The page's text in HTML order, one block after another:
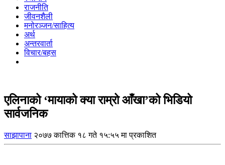
राजनीति
जीवनशैली
मनोरञ्जन/साहित्य
अर्थ
अन्तरवार्ता
विचार/बहस
एलिनाको ‘मायाको क्या राम्रो आँखा’को भिडियो
सार्वजनिक
साझापाना २०७७ कात्तिक १८ गते १५:५५ मा प्रकाशित